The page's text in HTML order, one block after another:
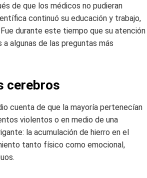
de que los médicos no pudieran
continuó su educación y trabajo,
durante este tiempo que su atención
algunas de las preguntas más
cerebros
cuenta de que la mayoría pertenecían
violentos o en medio de una
la acumulación de hierro en el
tanto físico como emocional,